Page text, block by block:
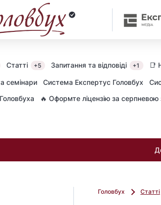
Статті +5 Запитання та відповіді +1 📑
семінари Cистема Експертус Головбух
🔥 Оформте ліцензію за
Головбух Статті